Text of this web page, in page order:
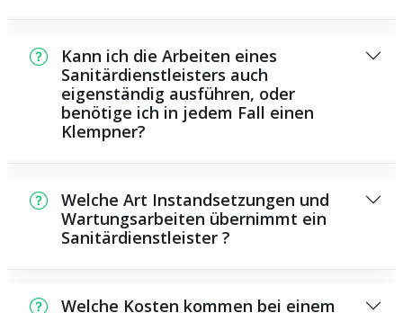
Zeitraum an der Schadensstelle sein. Dies
hängt unter anderem von der Auftragslage
zu diesem Zeitraum ab und von der
Verkehrssituation und der örtlichen
Gegebenheit.
Kann ich die Arbeiten eines
Sanitärdienstleisters auch
eigenständig ausführen, oder
benötige ich in jedem Fall einen
Klempner?
Wartungsarbeiten, die Sie eigenständig
ausführen können, zum Beispiel das
Verwenden von Rohrreinigungsmitteln aus
von speziellem Werkzeug oder speziellem
Welche Art Instandsetzungen und
Wartungsarbeiten übernimmt ein
Sanitärdienstleister ?
Vielzahl von Instandsetzungen und
Welche Kosten kommen bei einem